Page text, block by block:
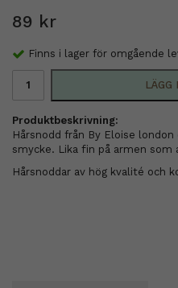
89 kr
Finns i lager för omgående
LÄGG
Produktbeskrivning:
Hårsnodd från By Eloise
smycke. Lika fin på armen som
Hårsnoddar av hög kvalité och